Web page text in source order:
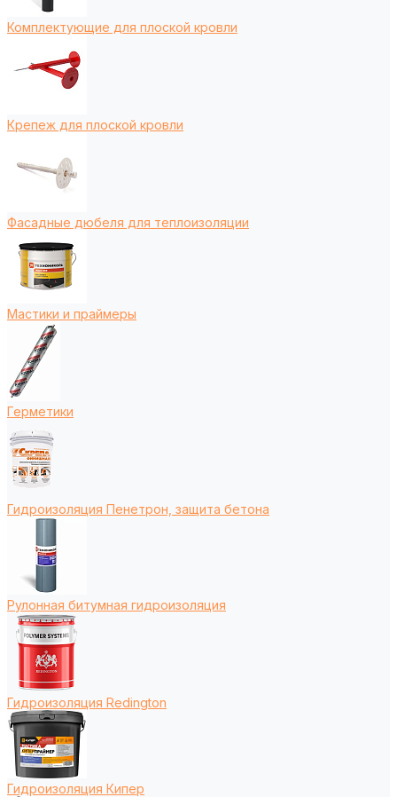
Комплектующие для плоской кровли
Крепеж для плоской кровли
Фасадные дюбеля для теплоизоляции
Мастики и праймеры
Герметики
Гидроизоляция Пенетрон, защита бетона
Рулонная битумная гидроизоляция
Гидроизоляция Redington
Гидроизоляция Кипер